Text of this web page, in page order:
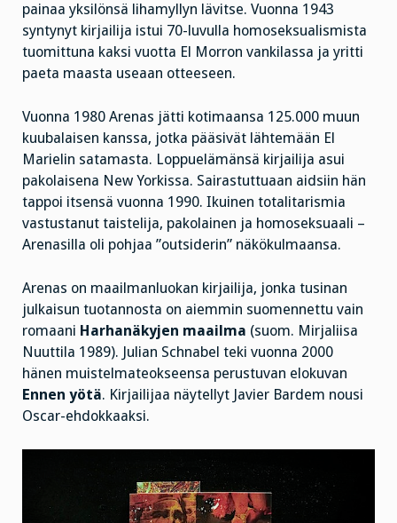
painaa yksilönsä lihamyllyn lävitse. Vuonna 1943
syntynyt kirjailija istui 70-luvulla homoseksualismista
tuomittuna kaksi vuotta El Morron vankilassa ja yritti
paeta maasta useaan otteeseen.
Vuonna 1980 Arenas jätti kotimaansa 125.000 muun
kuubalaisen kanssa, jotka pääsivät lähtemään El
Marielin satamasta. Loppuelämänsä kirjailija asui
pakolaisena New Yorkissa. Sairastuttuaan aidsiin hän
tappoi itsensä vuonna 1990. Ikuinen totalitarismia
vastustanut taistelija, pakolainen ja homoseksuaali –
Arenasilla oli pohjaa ”outsiderin” näkökulmaansa.
Arenas on maailmanluokan kirjailija, jonka tusinan
julkaisun tuotannosta on aiemmin suomennettu vain
romaani Harhanäkyjen maailma (suom. Mirjaliisa
Nuuttila 1989). Julian Schnabel teki vuonna 2000
hänen muistelmateokseensa perustuvan elokuvan
Ennen yötä. Kirjailijaa näytellyt Javier Bardem nousi
Oscar-ehdokkaaksi.